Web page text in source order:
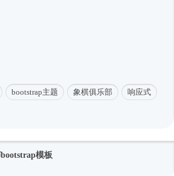
bootstrap主题 象棋俱乐部 响应式
模板